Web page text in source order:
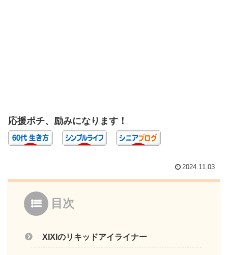
応援ポチ、励みになります！
2024.11.03
目次
XIXIのリキッドアイライナー